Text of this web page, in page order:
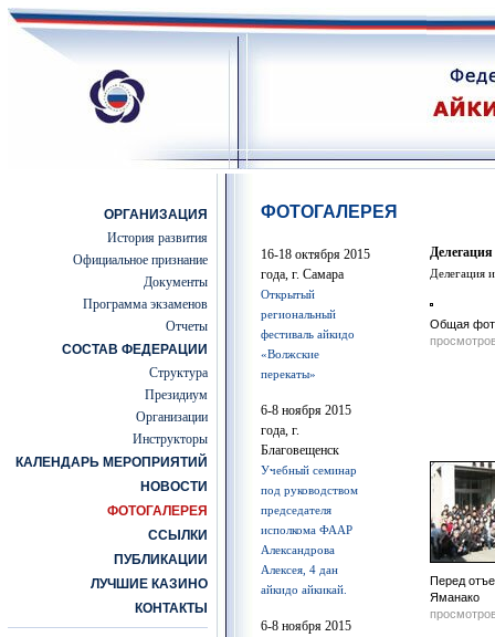
ОРГАНИЗАЦИЯ
История развития
Официальное признание
Документы
Программа экзаменов
Отчеты
СОСТАВ ФЕДЕРАЦИИ
Структура
Президиум
Организации
Инструкторы
КАЛЕНДАРЬ МЕРОПРИЯТИЙ
НОВОСТИ
ФОТОГАЛЕРЕЯ
ССЫЛКИ
ПУБЛИКАЦИИ
ЛУЧШИЕ КАЗИНО
КОНТАКТЫ
ФОТОГАЛЕРЕЯ
16-18 октября 2015
года, г. Самара
Открытый
региональный
фестиваль айкидо
«Волжские
перекаты»
6-8 ноября 2015
года, г.
Благовещенск
Учебный семинар
под руководством
председателя
исполкома ФААР
Александрова
Алексея, 4 дан
айкидо айкикай.
6-8 ноября 2015
Делегация
Общая
Перед
Яманако